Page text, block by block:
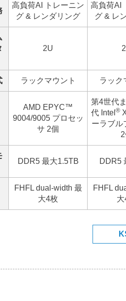
高負荷AI トレーニン
グ & レンダリング
高負荷AI
グ & レ
2U
ラックマウント ラック
AMD EPYC™
9004/9005 プロセッ
サ 2個
第4世代
代 Intel ®
ーラブル
DDR5 最大1.5TB DDR5
FHFL dual-width 最
大4枚
FHFL